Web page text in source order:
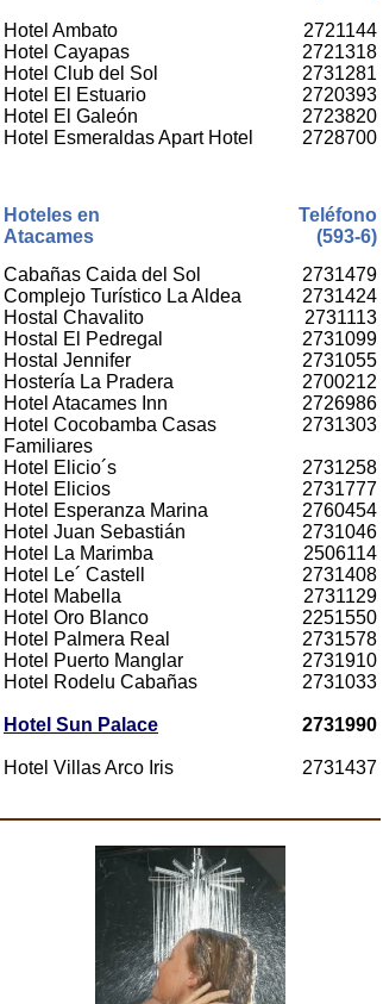
Hotel Ambato
Hotel Cayapas
Hotel Club del Sol
Hotel El Estuario
Hotel El Galeón
Hotel Esmeraldas Apart Hotel
2721144
2721318
2731281
2720393
2723820
2728700
Cabañas Caida del Sol
Complejo Turístico La Aldea
Hostal Chavalito
Hostal El Pedregal
Hostal Jennifer
Hostería La Pradera
Hotel Atacames Inn
Hotel Cocobamba Casas
Familiares
Hotel Elicio´s
Hotel Elicios
Hotel Esperanza Marina
Hotel Juan Sebastián
Hotel La Marimba
Hotel Le´ Castell
Hotel Mabella
Hotel Oro Blanco
Hotel Palmera Real
Hotel Puerto Manglar
Hotel Rodelu Cabañas
Hotel Sun Palace
Hotel Villas Arco Iris
2731479
2731424
2731113
2731099
2731055
2700212
2726986
2731303
2731258
2731777
2760454
2731046
2506114
2731408
2731129
2251550
2731578
2731910
2731033
2731990
2731437
Hoteles en
Atacames
Teléfono
(593-6)